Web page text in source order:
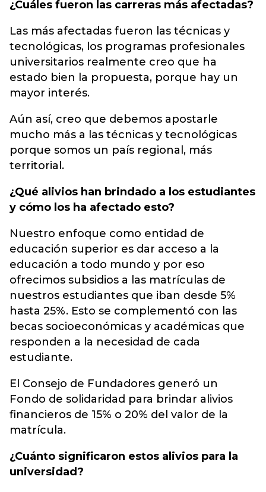
¿Cuáles fueron las carreras más afectadas?
Las más afectadas fueron las técnicas y
tecnológicas, los programas profesionales
universitarios realmente creo que ha
estado bien la propuesta, porque hay un
mayor interés.
Aún así, creo que debemos apostarle
mucho más a las técnicas y tecnológicas
porque somos un país regional, más
territorial.
¿Qué alivios han brindado a los estudiantes
y cómo los ha afectado esto?
Nuestro enfoque como entidad de
educación superior es dar acceso a la
educación a todo mundo y por eso
ofrecimos subsidios a las matrículas de
nuestros estudiantes que iban desde 5%
hasta 25%. Esto se complementó con las
becas socioeconómicas y académicas que
responden a la necesidad de cada
estudiante.
El Consejo de Fundadores generó un
Fondo de solidaridad para brindar alivios
financieros de 15% o 20% del valor de la
matrícula.
¿Cuánto significaron estos alivios para la
universidad?